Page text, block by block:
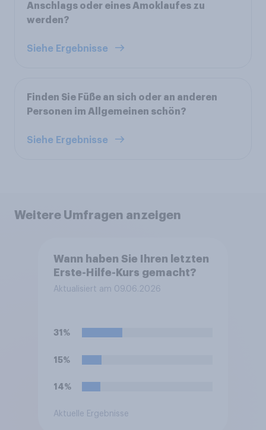
Anschlags oder eines Amoklaufes zu
werden?
Siehe Ergebnisse
Finden Sie Füße an sich oder an anderen
Personen im Allgemeinen schön?
Siehe Ergebnisse
Weitere Umfragen anzeigen
Wann haben Sie Ihren letzten
Erste-Hilfe-Kurs gemacht?
Aktualisiert am 09.06.2026
31%
15%
14%
Aktuelle Ergebnisse